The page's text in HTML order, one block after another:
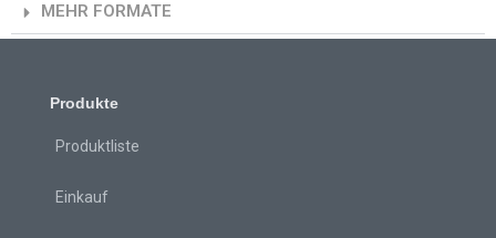
MEHR FORMATE
Produkte
Produktliste
Einkauf